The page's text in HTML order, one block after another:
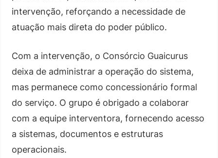
intervenção, reforçando a necessidade de
atuação mais direta do poder público.
Com a intervenção, o Consórcio Guaicurus
deixa de administrar a operação do sistema,
mas permanece como concessionário formal
do serviço. O grupo é obrigado a colaborar
com a equipe interventora, fornecendo acesso
a sistemas, documentos e estruturas
operacionais.